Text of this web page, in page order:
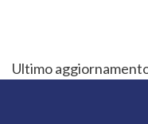
Ultimo